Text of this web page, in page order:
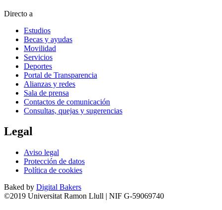
Directo a
Estudios
Becas y ayudas
Movilidad
Servicios
Deportes
Portal de Transparencia
Alianzas y redes
Sala de prensa
Contactos de comunicación
Consultas, quejas y sugerencias
Legal
Aviso legal
Protección de datos
Política de cookies
Baked by Digital Bakers
©2019 Universitat Ramon Llull | NIF G-59069740